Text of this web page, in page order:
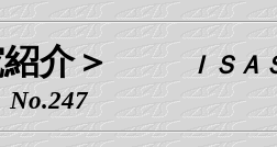
紹介＞ ＩＳ